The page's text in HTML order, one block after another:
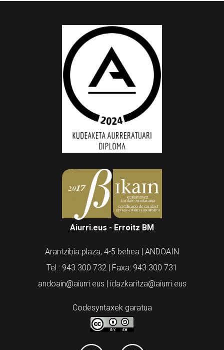
Aiurri.eus - Erroitz BM
Arantzibia plaza, 4-5 behea | ANDOAIN
Tel.: 943 300 732 | Faxa: 943 300 731
andoain@aiurri.eus | idazkaritza@aiurri.eus
Codesyntaxek garatua